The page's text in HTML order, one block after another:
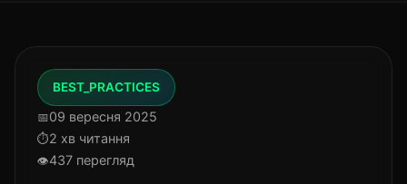
BEST_PRACTICES
09 вересня 2025
2 хв читання
437 перегляд